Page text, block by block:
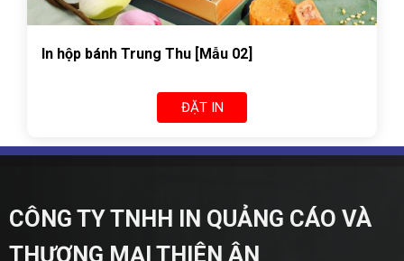
In hộp bánh Trung Thu [Mẫu 02]
ĐẶT IN
CÔNG TY TNHH IN QUẢNG CÁO VÀ
THƯƠNG MẠI THIÊN ÂN